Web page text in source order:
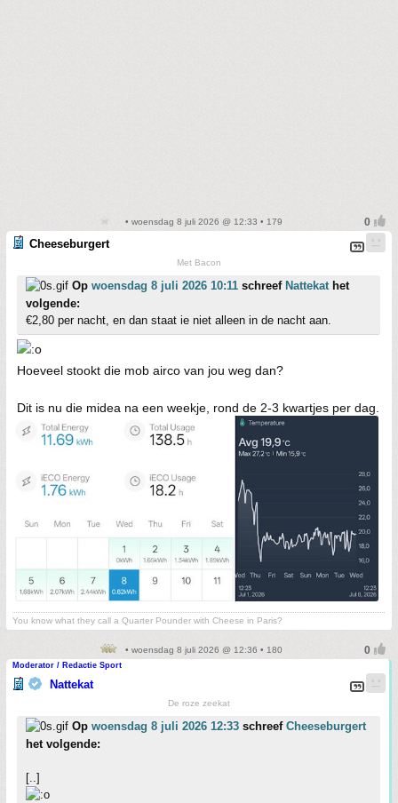
• woensdag 8 juli 2026 @ 12:33 • 179
Cheeseburgert
Met Bacon
Op woensdag 8 juli 2026 10:11 schreef Nattekathet
volgende:
€2,80 per nacht, en dan staat ie niet alleen in de nacht aan.
Hoeveel stookt die mob airco van jou weg dan?
Dit is nu die midea na een weekje, rond de 2-3 kwartjes per dag.
You know what they call a Quarter Pounder with Cheese in Paris?
• woensdag 8 juli 2026 @ 12:36 • 180
Moderator / Redactie Sport
Nattekat
De roze zeekat
Op woensdag 8 juli 2026 12:33 schreef Cheeseburgert
het volgende:
[..]